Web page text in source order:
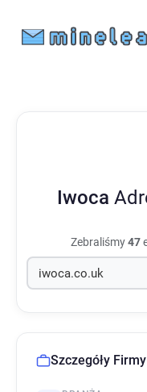
Iwoca
Zebraliśmy47
Szczegóły Firmy